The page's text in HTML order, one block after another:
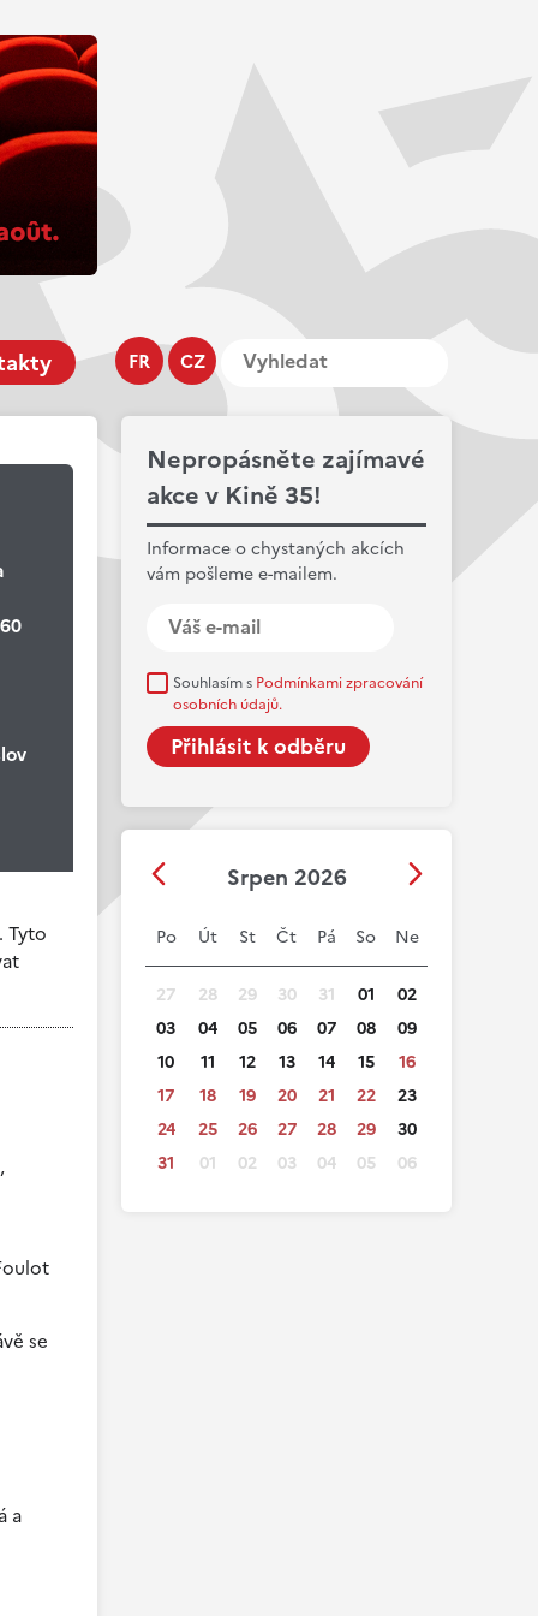
FR CZ
Nepropásněte zajímavé
akce v Kině 35!
Informace o chystaných akcích
vám pošleme e-mailem.
Souhlasím s Podmínkami zpracování
osobních údajů.
Srpen 2026
Po Út St Čt Pá So Ne
27 28 29 30 31 01
02
03
04 05 06 07 08
09
10
11 12 13 14 15
16
17
18 19 20 21 22
23
24
25 26 27 28 29
30
31
01 02 03 04 05 06
Tyto
se
a